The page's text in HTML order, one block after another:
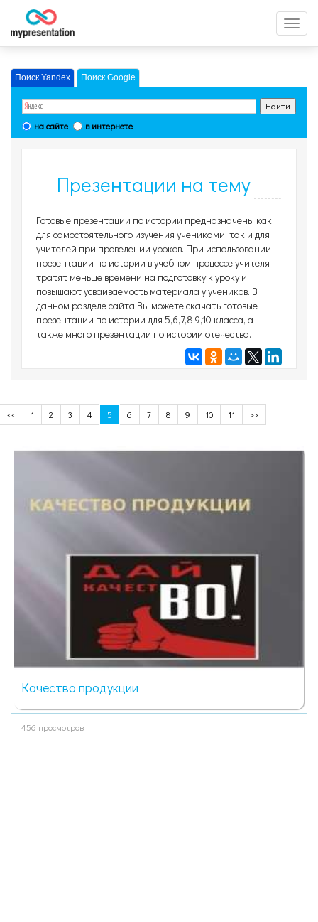
меню
Поиск Yandex Поиск Google
на сайте в интернете
Презентации на тему
Готовые презентации по истории предназначены как
для самостоятельного изучения учениками, так и для
учителей при проведении уроков. При использовании
презентации по истории в учебном процессе учителя
тратят меньше времени на подготовку к уроку и
повышают усваиваемость материала у учеников. В
данном разделе сайта Вы можете скачать готовые
презентации по истории для 5,6,7,8,9,10 класса, а
также много презентации по истории отечества.
<< 1 2 3 4 5 6 7 8 9 10 11 >>
Качество продукции
456 просмотров